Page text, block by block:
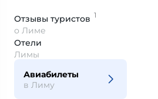
Отзывы туристов 1
о Лиме
Отели
Лимы
Авиабилеты
в Лиму